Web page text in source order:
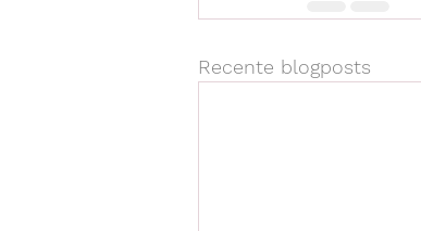
Recente blogposts